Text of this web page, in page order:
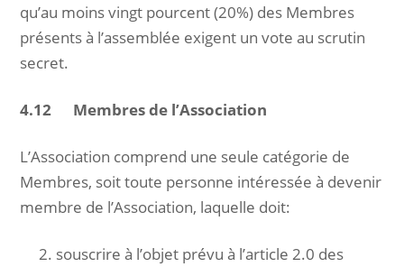
qu’au moins vingt pourcent (20%) des Membres
présents à l’assemblée exigent un vote au scrutin
secret.
4.12 Membres de l’Association
L’Association comprend une seule catégorie de
Membres, soit toute personne intéressée à devenir
membre de l’Association, laquelle doit:
souscrire à l’objet prévu à l’article 2.0 des